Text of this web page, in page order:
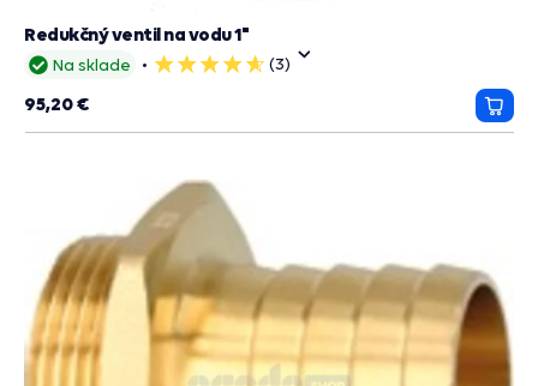
Na sklade
5
(3)
Redukčný ventil na vodu 1"
95,20 €
do